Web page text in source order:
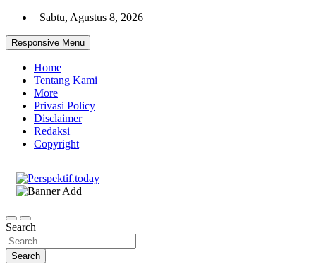
Skip
content
Sabtu, Agustus 8, 2026
Responsive Menu
Home
Tentang Kami
More
Privasi Policy
Disclaimer
Redaksi
Copyright
Search
Search